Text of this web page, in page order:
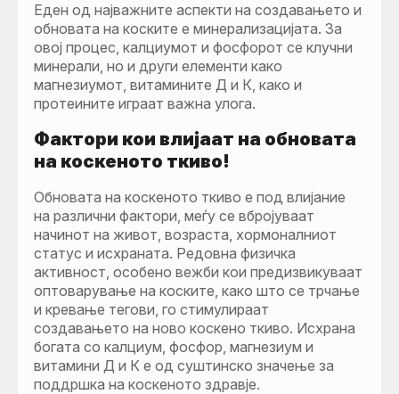
Еден од најважните аспекти на создавањето и
обновата на коските е минерализацијата. За
овој процес, калциумот и фосфорот се клучни
минерали, но и други елементи како
магнезиумот, витамините Д и К, како и
протеините играат важна улога.
Фактори кои влијаат на обновата
на коскеното ткиво!
Обновата на коскеното ткиво е под влијание
на различни фактори, меѓу се вбројуваат
начинот на живот, возраста, хормоналниот
статус и исхраната. Редовна физичка
активност, особено вежби кои предизвикуваат
оптоварување на коските, како што се трчање
и кревање тегови, го стимулираат
создавањето на ново коскено ткиво. Исхрана
богата со калциум, фосфор, магнезиум и
витамини Д и К е од суштинско значење за
поддршка на коскеното здравје.